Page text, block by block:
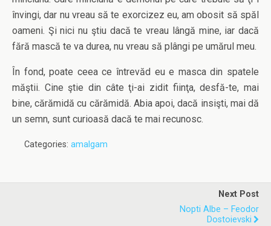
învingi, dar nu vreau să te exorcizez eu, am obosit să spăl
oameni. Şi nici nu ştiu dacă te vreau lângă mine, iar dacă
fără mască te va durea, nu vreau să plângi pe umărul meu.
În fond, poate ceea ce întrevăd eu e masca din spatele
măştii. Cine ştie din câte ţi-ai zidit fiinţa, desfă-te, mai
bine, cărămidă cu cărămidă. Abia apoi, dacă insişti, mai dă
un semn, sunt curioasă dacă te mai recunosc.
Categories: amalgam
Next Post
Nopti Albe – Feodor
Dostoievski